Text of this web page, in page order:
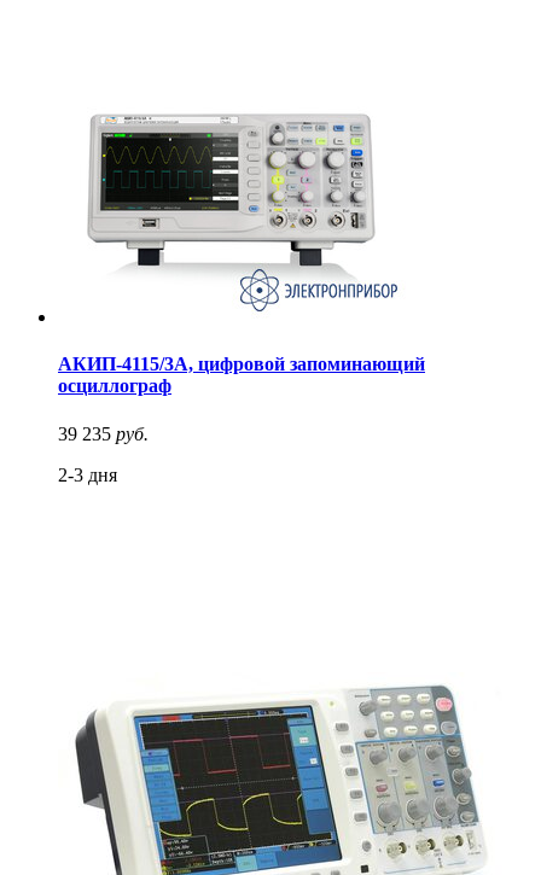
АКИП-4115/3А, цифровой запоминающий
осциллограф
39 235 руб.
2-3 дня